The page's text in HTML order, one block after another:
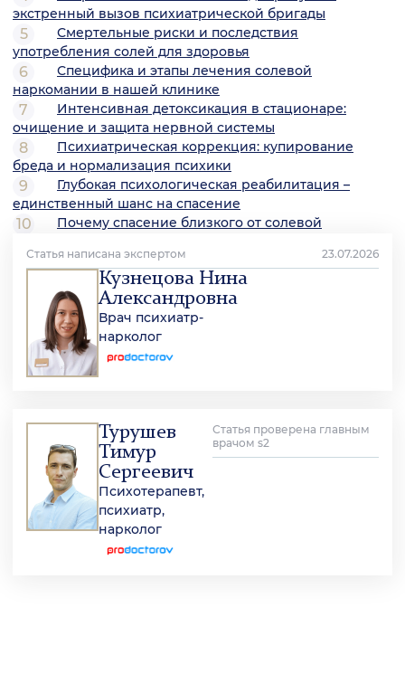
экстренный вызов психиатрической бригады
Смертельные риски и последствия
употребления солей для здоровья
Специфика и этапы лечения солевой
наркомании в нашей клинике
Интенсивная детоксикация в стационаре:
очищение и защита нервной системы
Психиатрическая коррекция: купирование
бреда и нормализация психики
Глубокая психологическая реабилитация –
единственный шанс на спасение
Почему спасение близкого от солевой
Кузнецова Нина
Александровна
Врач психиатр-
нарколог
Статья написана экспертом 23.07.2026
Турушев
Тимур
Сергеевич
Психотерапевт,
психиатр,
нарколог
Статья проверена главным
врачом s2